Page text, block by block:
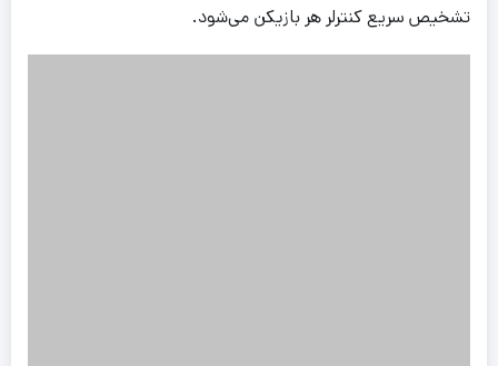
تشخیص سریع کنترلر هر بازیکن می‌شود.